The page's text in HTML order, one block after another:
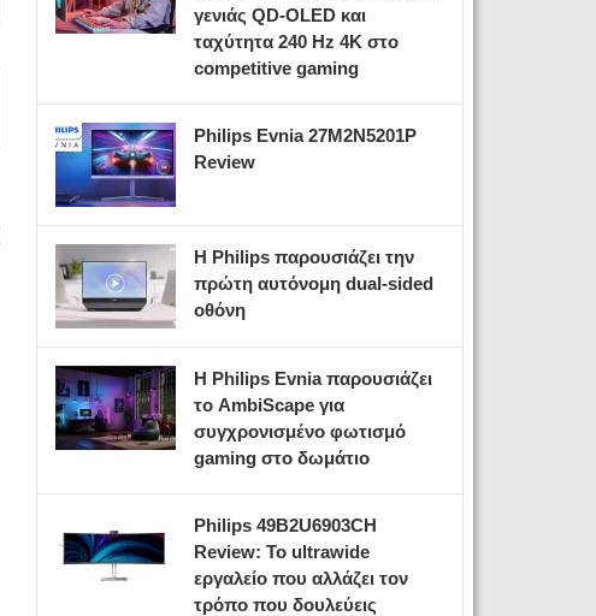
γενιάς QD-OLED και
ταχύτητα 240 Hz 4K στο
competitive gaming
Philips Evnia 27M2N5201P
Review
Η Philips παρουσιάζει την
πρώτη αυτόνομη dual-sided
οθόνη
Η Philips Evnia παρουσιάζει
το AmbiScape για
συγχρονισμένο φωτισμό
gaming στο δωμάτιο
Philips 49B2U6903CH
Review: Το ultrawide
εργαλείο που αλλάζει τον
τρόπο που δουλεύεις